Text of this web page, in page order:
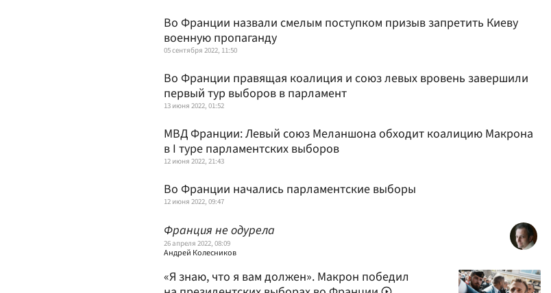
Во Франции назвали смелым поступком призыв запретить Киеву
военную пропаганду
05 сентября 2022, 11:50
Во Франции правящая коалиция и союз левых вровень завершили
первый тур выборов в парламент
13 июня 2022, 01:52
МВД Франции: Левый союз Меланшона обходит коалицию Макрона
в I туре парламентских выборов
12 июня 2022, 21:43
Во Франции начались парламентские выборы
12 июня 2022, 09:47
Франция не одурела
26 апреля 2022, 08:09
Андрей Колесников
«Я знаю, что я вам должен». Макрон победил